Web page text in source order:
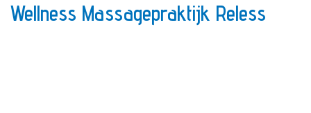
Wellness Massagepraktijk Reless